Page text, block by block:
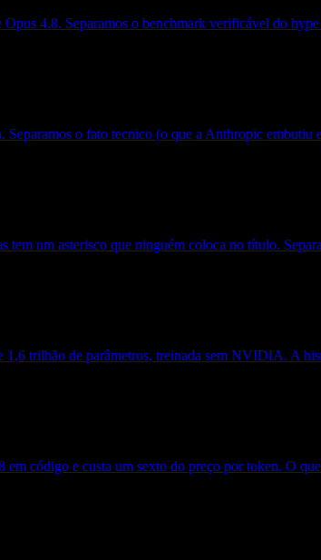
4.8. Separamos o benchmark verificável do
o fato tecnico (o que a Anthropic embutiu
um asterisco que ninguém coloca no título.
trilhão de parâmetros, treinada sem NVIDIA. A
código e custa um sexto do preço por token. O